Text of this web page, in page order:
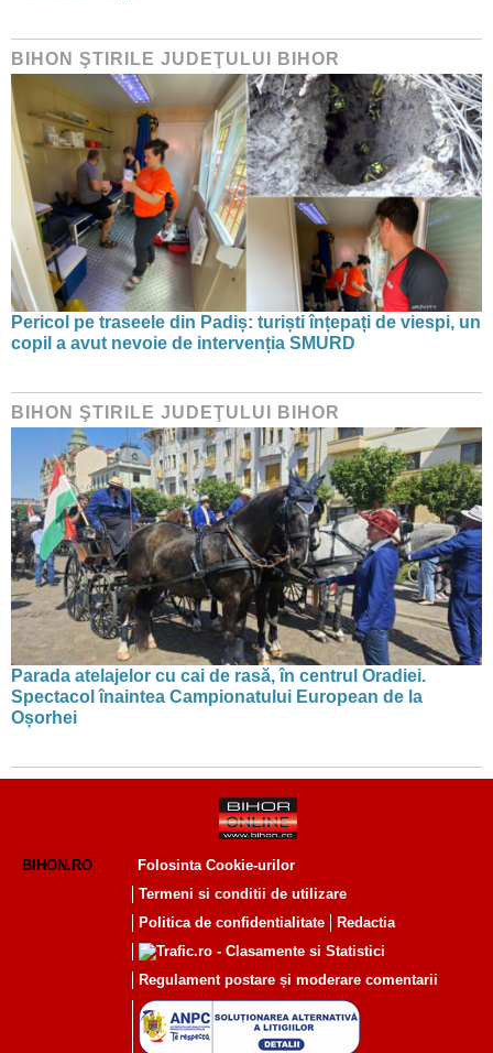
BIHON ŞTIRILE JUDEŢULUI BIHOR
Pericol pe traseele din Padiș: turiști înțepați de viespi, un
copil a avut nevoie de intervenția SMURD
BIHON ŞTIRILE JUDEŢULUI BIHOR
Parada atelajelor cu cai de rasă, în centrul Oradiei.
Spectacol înaintea Campionatului European de la
Oșorhei
BIHON.RO
Folosinta Cookie-urilor
Termeni si conditii de utilizare
Politica de confidentialitate
Redactia
Regulament postare și moderare comentarii